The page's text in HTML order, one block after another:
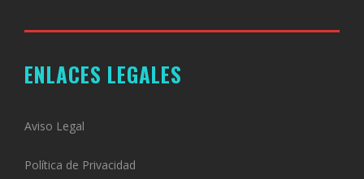
ENLACES LEGALES
Aviso Legal
Política de Privacidad